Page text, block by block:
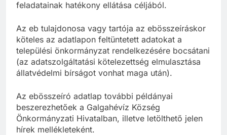
feladatainak hatékony ellátása céljából.
Az eb tulajdonosa vagy tartója az ebösszeíráskor
köteles az adatlapon feltüntetett adatokat a
települési önkormányzat rendelkezésére bocsátani
(az adatszolgáltatási kötelezettség elmulasztása
állatvédelmi bírságot vonhat maga után).
Az ebösszeíró adatlap további példányai
beszerezhetőek a Galgahévíz Község
Önkormányzati Hivatalban, illetve letölthető jelen
hírek mellékleteként.